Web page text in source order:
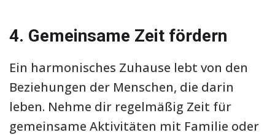
4. Gemeinsame Zeit fördern
Ein harmonisches Zuhause lebt von den
Beziehungen der Menschen, die darin
leben. Nehme dir regelmäßig Zeit für
gemeinsame Aktivitäten mit Familie oder